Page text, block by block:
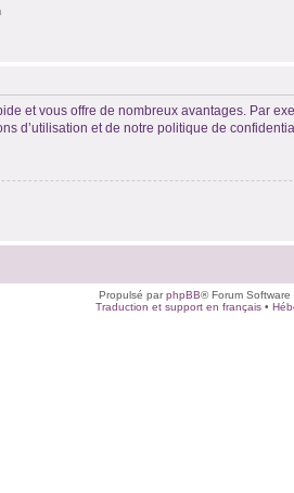
et vous offre de nombreux avantages. Par
d’utilisation et de notre politique de
Propulsé parphpBB® Forum
Traduction et support en français•